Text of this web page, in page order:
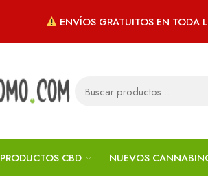
ENVÍOS GRATUITOS EN TODA
PRODUCTOS CBD NUEVOS